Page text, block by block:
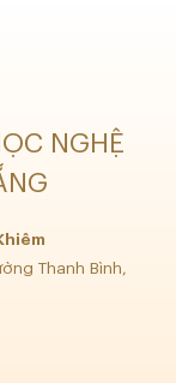
NGHỆ
Thanh Bình,